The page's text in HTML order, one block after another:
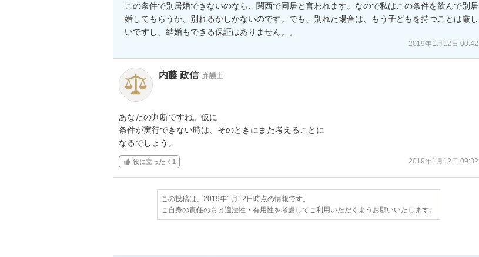
この条件で別居婚できないのなら、関西で同居と言われます。なので私はこの条件を飲んで別居
婚してもらうか、別れるかしかないのです。でも、別れた場合は、もう子どもを持つことは厳し
2019年1月12日 00:42
内藤 政信 弁護士
あなたの判断ですね。仮に
条件が実行できない時は、そのときにまた考えることに
なるでしょう。
役に立った 1 2019年1月12日 09:32
この投稿は、2019年1月12日時点の情報です。
ご自身の責任のもと適法性・有用性を考慮してご利用いただくようお願いいたします。